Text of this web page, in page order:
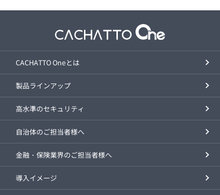
CACHATTO Oneとは
製品ラインアップ
高水準のセキュリティ
自治体のご担当者様へ
金融・保険業界のご担当者様へ
導入イメージ